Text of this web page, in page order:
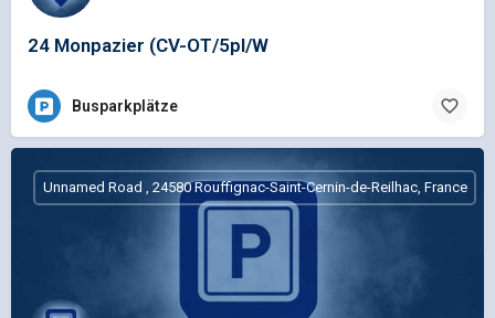
24 Monpazier (CV-OT/5pl/W
Busparkplätze
Unnamed Road , 24580 Rouffignac-Saint-Cernin-de-Reilhac, France